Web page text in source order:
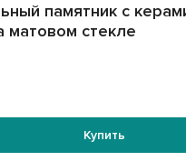
памятник с
матовом стекле
Купить